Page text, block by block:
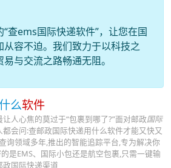
查ems国际快递软件”，让您在国
从容不迫。我们致力于以科技之
与交流之路畅通无阻。
么软件
人心焦的莫过于“包裹到哪了?”面对邮政国际
会问:查邮政国际快递用什么软件才能又快又
询领域多年,推出的智能追踪平台,专为解决你
是EMS、国际小包还是航空包裹,只需一键输
政国际快递渠道